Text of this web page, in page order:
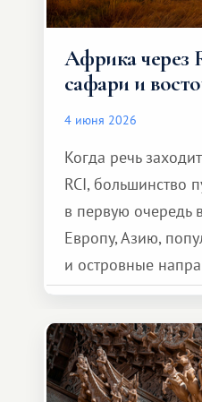
Африка через
сафари и
4 июня 2026
Когда речь
RCI, большинство
в первую очередь
Европу, Азию,
и островные
возможности
значительно
и Африка —
способен